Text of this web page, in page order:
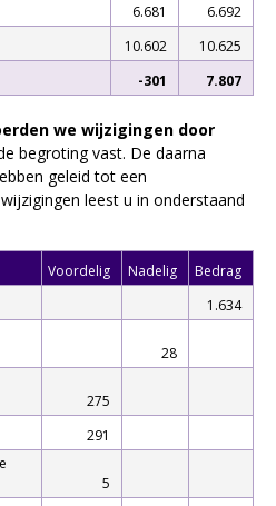
6.681
6.692
10.602
10.625
-301 7.807
we wijzigingen door
begroting vast. De daarna
geleid tot een
leest u in onderstaand
Voordelig Nadelig
Bedrag
1.634
28
275
291
5